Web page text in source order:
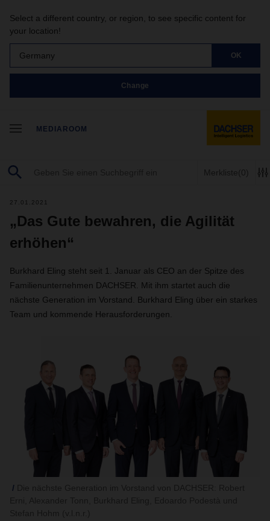
Select a different country, or region, to see specific content for
your location!
Germany OK
Change
MEDIAROOM
Merkliste(0)
27.01.2021
„Das Gute bewahren, die Agilität
erhöhen“
Burkhard Eling steht seit 1. Januar als CEO an der Spitze des
Familienunternehmen DACHSER. Mit ihm startet auch die
nächste Generation im Vorstand. Burkhard Eling über ein starkes
Team und kommende Herausforderungen.